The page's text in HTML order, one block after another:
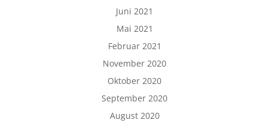
Juni 2021
Mai 2021
Februar 2021
November 2020
Oktober 2020
September 2020
August 2020